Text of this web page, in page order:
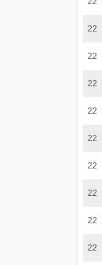
22
22
22
22
22
22
22
22
22